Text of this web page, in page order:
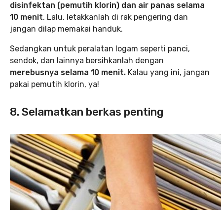
disinfektan (pemutih klorin) dan air panas selama
10 menit. Lalu, letakkanlah di rak pengering dan
jangan dilap memakai handuk.
Sedangkan untuk peralatan logam seperti panci,
sendok, dan lainnya bersihkanlah dengan
merebusnya selama 10 menit. Kalau yang ini, jangan
pakai pemutih klorin, ya!
8. Selamatkan berkas penting